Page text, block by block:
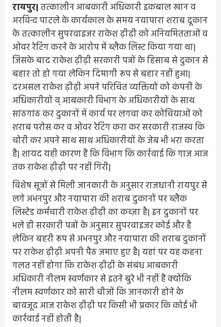
रायपुर|तत्कालीन आबकारी अधिकारी इकबाल खान व
अरविन्द पाटले के कार्यकाल के समय नयापारा शराब दूकान
के तत्कालीन सुपरवाइजर राकेश ढ़ीढ़ी को अनियमितताओं व
ओवर रेटिंग करने के आरोप में ब्लैक लिस्ट किया गया था|
जिसके बाद राकेश ढ़ीढ़ी सरकारी पन्नों के हिसाब से दुकान से
बहार तो हो गया लेकिन दिमागी रूप से बहार नहीं हुआ|
दरअसल राकेश ढ़ीढ़ी अपने परिचित व्यक्तियों को कंपनी के
अधिकारीयों व् आबकारी विभाग के अधिकारीयों के साथ
सांठगांठ कर दुकानों में कार्य पर लगवा कर कोचियाओं को
शराब परोस कर व ओवर रेटिंग करा कर सरकारी राजस्व कि
चोरी कर अपने साथ साथ अधिकारीयों के जेब भी भरा करता
है| शायद यही कारण हैं कि विभाग कि कार्रवाई कि गाज आज
तक राकेश ढ़ीढ़ी पर नहीं गिरी|
विशेष सूत्रों से मिली जानकारी के अनुसार राजधानी रायपुर से
लगे अभनपुर और नयापारा की शराब दुकानों पर ब्लैक
लिस्टेड कर्मचारी राकेश ढ़ीढ़ी का कब्ज़ा है| इन दुकानों पर
भले ही सरकारी पन्नों के अनुसार सुपरवाइजर कोई और है
लेकिन बहरी रूप से अभनपुर और नयापारा की शराब दुकानों
पर राकेश ढ़ीढ़ी अपनी पैठ जमाए हुए है| यहां पर यह कहना
गलत नहीं होगा कि राकेश ढ़ीढ़ी के संबंध आबकारी
अधिकारी नीलम स्वर्णकार से इतने बुरे भी नहीं हैं क्योंकि
नीलम स्वर्णकार को सारी चीजों कि जानकारी होने के
बावजूद आज राकेश ढ़ीढ़ी पर किसी भी प्रकार कि कोई भी
कार्रवाई नहीं होती है|